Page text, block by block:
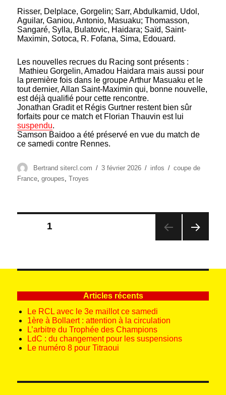
Risser, Delplace, Gorgelin; Sarr, Abdulkamid, Udol,
Aguilar, Ganiou, Antonio, Masuaku; Thomasson,
Sangaré, Sylla, Bulatovic, Haidara; Saïd, Saint-
Maximin, Sotoca, R. Fofana, Sima, Edouard.
Les nouvelles recrues du Racing sont présents :
Mathieu Gorgelin, Amadou Haidara mais aussi pour
la première fois dans le groupe Arthur Masuaku et le
tout dernier, Allan Saint-Maximin qui, bonne nouvelle,
est déjà qualifié pour cette rencontre.
Jonathan Gradit et Régis Gurtner restent bien sûr
forfaits pour ce match et Florian Thauvin est lui
suspendu.
Samson Baidoo a été préservé en vue du match de
ce samedi contre Rennes.
Auteur
Bertrand sitercl.com
Publié
3 février 2026 Catégories
infos Étiquettes
coupe de
France ,groupes ,Troyes
Pagination
1
ANT
Articles récents
Le RCL avec le 3e maillot ce samedi
1ère à Bollaert : attention à la circulation
L’arbitre du Trophée des Champions
LdC : du changement pour les suspensions
Le numéro 8 pour Titraoui